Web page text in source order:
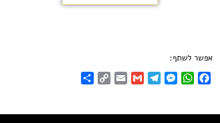
אפשר לשתף:
Facebook
WhatsApp
Messenger
Telegram
Gmail
Email
Copy